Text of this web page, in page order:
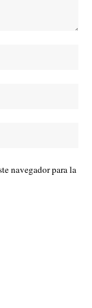
navegador para la